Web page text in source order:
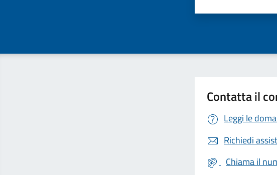
Contatta il
Leggi le
Richiedi
Chiama il